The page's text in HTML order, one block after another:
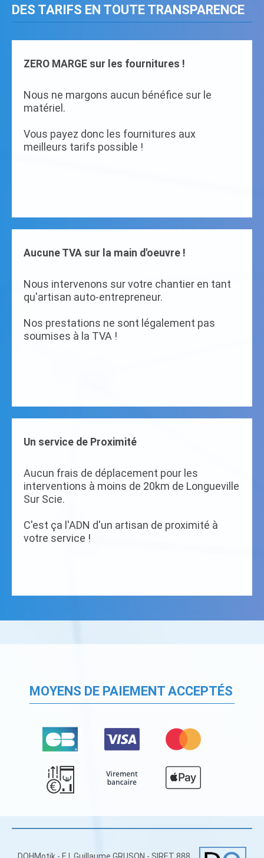
DES TARIFS EN TOUTE TRANSPARENCE
ZERO MARGE sur les fournitures !
Nous ne margons aucun bénéfice sur le
matériel.
Vous payez donc les fournitures aux
meilleurs tarifs possible !
Aucune TVA sur la main d'oeuvre !
Nous intervenons sur votre chantier en tant
qu'artisan auto-entrepreneur.
Nos prestations ne sont légalement pas
soumises à la TVA !
Un service de Proximité
Aucun frais de déplacement pour les
interventions à moins de 20km de Longueville
Sur Scie.
C'est ça l'ADN d'un artisan de proximité à
votre service !
MOYENS DE PAIEMENT ACCEPTÉS